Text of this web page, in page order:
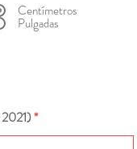
Centímetros
Pulgadas